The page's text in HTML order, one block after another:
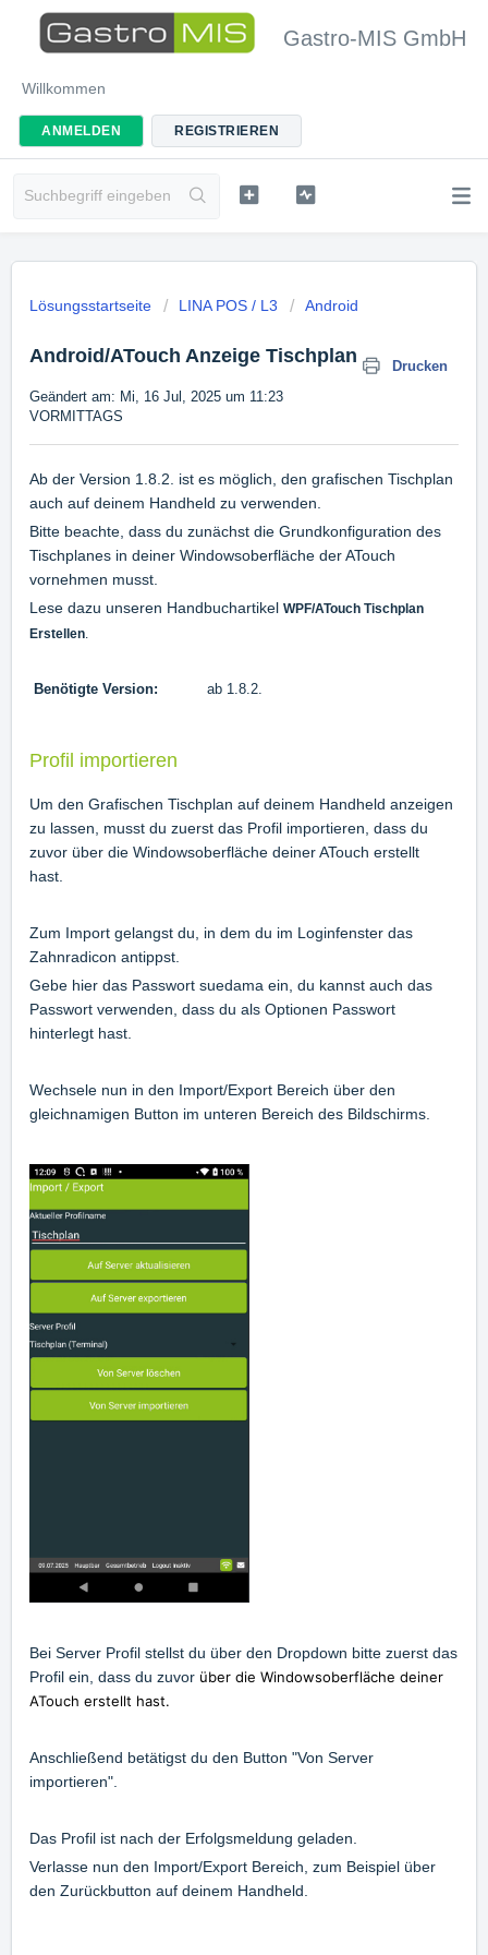
Gastro-MIS GmbH
Willkommen
ANMELDEN REGISTRIEREN
Lösungsstartseite LINA POS / L3 Android
Android/ATouch Anzeige Tischplan
Drucken
Geändert am: Mi, 16 Jul, 2025 um 11:23
VORMITTAGS
Ab der Version 1.8.2. ist es möglich, den grafischen Tischplan
auch auf deinem Handheld zu verwenden.
Bitte beachte, dass du zunächst die Grundkonfiguration des
Tischplanes in deiner Windowsoberfläche der ATouch
vornehmen musst.
Lese dazu unseren Handbuchartikel WPF/ATouch Tischplan
Erstellen.
Benötigte Version: ab 1.8.2.
Profil importieren
Um den Grafischen Tischplan auf deinem Handheld anzeigen
zu lassen, musst du zuerst das Profil importieren, dass du
zuvor über die Windowsoberfläche deiner ATouch erstellt
hast.
Zum Import gelangst du, in dem du im Loginfenster das
Zahnradicon antippst.
Gebe hier das Passwort suedama ein, du kannst auch das
Passwort verwenden, dass du als Optionen Passwort
hinterlegt hast.
Wechsele nun in den Import/Export Bereich über den
gleichnamigen Button im unteren Bereich des Bildschirms.
Bei Server Profil stellst du über den Dropdown bitte zuerst das
Profil ein, dass du zuvor über die Windowsoberfläche deiner
ATouch erstellt hast.
Anschließend betätigst du den Button "Von Server
importieren".
Das Profil ist nach der Erfolgsmeldung geladen.
Verlasse nun den Import/Export Bereich, zum Beispiel über
den Zurückbutton auf deinem Handheld.